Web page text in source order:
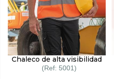
Chaleco de alta visibilidad
5001